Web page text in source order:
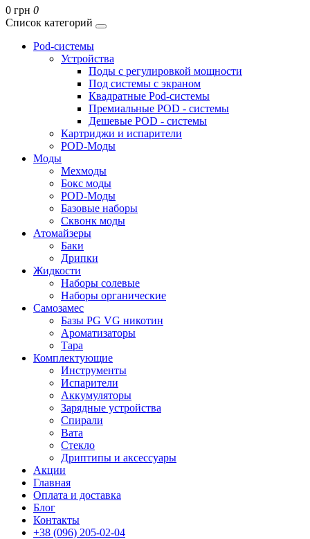
0 грн 0
Список категорий
Pod-системы
Устройства
Поды с регулировкой мощности
Под системы с экраном
Квадратные Pod-системы
Премиальные POD - системы
Дешевые POD - системы
Картриджи и испарители
POD-Моды
Моды
Мехмоды
Бокс моды
POD-Моды
Базовые наборы
Сквонк моды
Атомайзеры
Баки
Дрипки
Жидкости
Наборы солевые
Наборы органические
Самозамес
Базы PG VG никотин
Ароматизаторы
Тара
Комплектующие
Инструменты
Испарители
Аккумуляторы
Зарядные устройства
Спирали
Вата
Стекло
Дриптипы и аксессуары
Акции
Главная
Оплата и доставка
Блог
Контакты
+38 (096) 205-02-04